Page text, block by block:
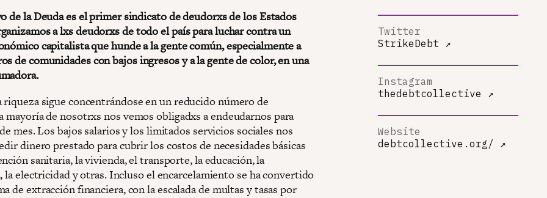
de la Deuda es el primer sindicato de deudorxs de los Estados
a lxs deudorxs de todo el país para luchar contra un
capitalista que hunde a la gente común, especialmente a
de comunidades con bajos ingresos y a la gente de color, en una
sigue concentrándose en un reducido número de
mayoría de nosotrxs nos vemos obligadxs a endeudarnos para
mes. Los bajos salarios y los limitados servicios sociales nos
dinero prestado para cubrir los costos de necesidades básicas
sanitaria, la vivienda, el transporte, la educación, la
la electricidad y otras. Incluso el encarcelamiento se ha convertido
de extracción financiera, con la escalada de multas y tasas por
Twitter
StrikeDebt ↗
Instagram
thedebtcollective ↗
Website
debtcollective.org/ ↗